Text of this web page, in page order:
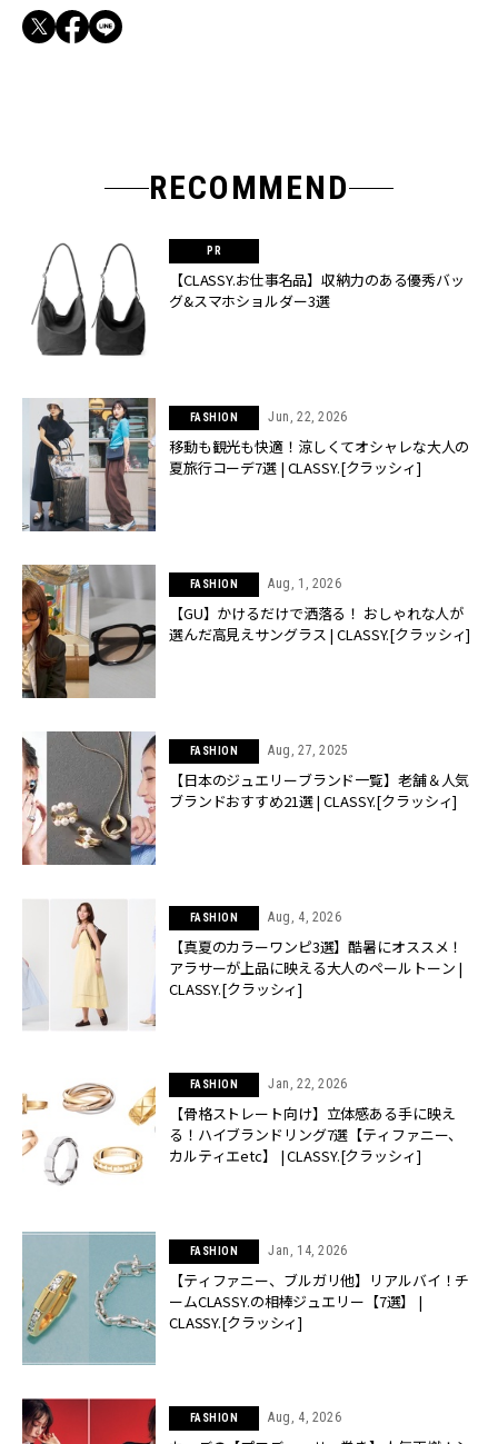
RECOMMEND
【CLASSY.お仕事名品】収納力のある優秀バッ
グ&スマホショルダー3選
FASHION Jun, 22, 2026
移動も観光も快適！涼しくてオシャレな大人の
夏旅行コーデ7選 | CLASSY.[クラッシィ]
FASHION Aug, 1, 2026
【GU】かけるだけで洒落る！ おしゃれな人が
選んだ高見えサングラス | CLASSY.[クラッシィ]
FASHION Aug, 27, 2025
【日本のジュエリーブランド一覧】老舗＆人気
ブランドおすすめ21選 | CLASSY.[クラッシィ]
FASHION Aug, 4, 2026
【真夏のカラーワンピ3選】酷暑にオススメ！
アラサーが上品に映える大人のペールトーン |
CLASSY.[クラッシィ]
FASHION Jan, 22, 2026
【骨格ストレート向け】立体感ある手に映え
る！ハイブランドリング7選【ティファニー、
カルティエetc】 | CLASSY.[クラッシィ]
FASHION Jan, 14, 2026
【ティファニー、ブルガリ他】リアルバイ！チ
ームCLASSY.の相棒ジュエリー【7選】 |
CLASSY.[クラッシィ]
FASHION Aug, 4, 2026